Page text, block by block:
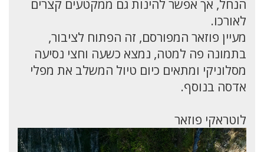
הנחל, אך אפשר להינות גם ממקטעים קצרים
לאורכו.
מעיין פוזאר המפורסם, זה הפתוח לציבור,
בתמונה פה למטה, נמצא כשעה וחצי נסיעה
מסלוניקי ומתאים כיום טיול המשלב את מפלי
אדסה בנוסף.
לוטראקי פוזאר